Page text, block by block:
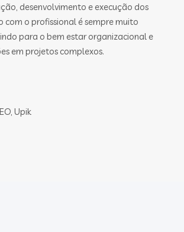
desenvolvimento e execução dos
com o profissional é sempre muito
para o bem estar organizacional e
em projetos complexos.
Upik